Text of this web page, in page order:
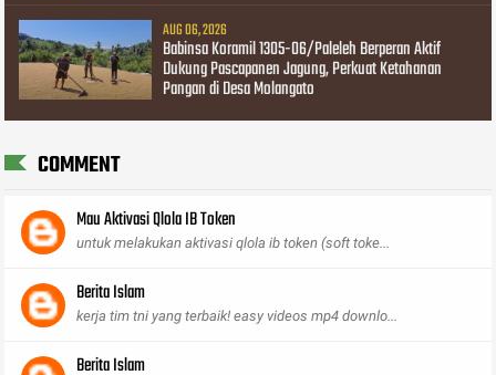
AUG 06, 2026
Babinsa Koramil 1305-06/Paleleh Berperan Aktif
Dukung Pascapanen Jagung, Perkuat Ketahanan
Pangan di Desa Molangato
COMMENT
Mau Aktivasi Qlola IB Token
untuk melakukan aktivasi qlola ib token (soft toke...
Berita Islam
kerja tim tni yang terbaik! easy videos mp4 downlo...
Berita Islam